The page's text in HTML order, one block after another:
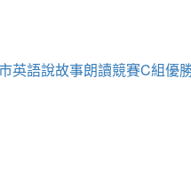
英語說故事朗讀競賽C組優